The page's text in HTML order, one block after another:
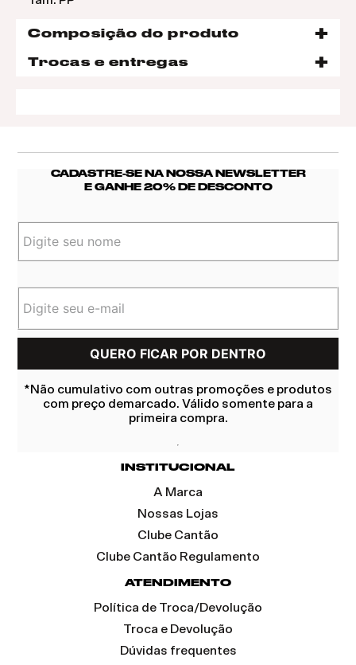
Composição do produto
Trocas e entregas
CADASTRE-SE NA NOSSA NEWSLETTER
E GANHE 20% DE DESCONTO
*Não cumulativo com outras promoções e produtos
com preço demarcado. Válido somente para a
primeira compra.
INSTITUCIONAL
A Marca
Nossas Lojas
Clube Cantão
Clube Cantão Regulamento
ATENDIMENTO
Política de Troca/Devolução
Troca e Devolução
Dúvidas frequentes